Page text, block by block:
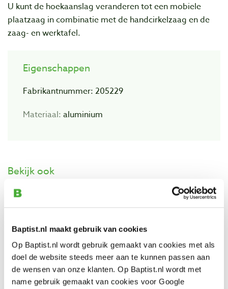
Baptist.nl maakt gebruik van cookies
Op Baptist.nl wordt gebruik gemaakt van cookies met als
doel de website steeds meer aan te kunnen passen aan
de wensen van onze klanten. Op Baptist.nl wordt met
name gebruik gemaakt van cookies voor Google
U kunt de hoekaanslag veranderen tot een mobiele
plaatzaag in combinatie met de handcirkelzaag en de
zaag- en werktafel.
Eigenschappen
Fabrikantnummer: 205229
Materiaal: aluminium
Bekijk ook
Festool schroefklem FSZ 120
€ 60,50 incl. btw
€ 50,00 excl. btw
Op voorraad
Vergelijken